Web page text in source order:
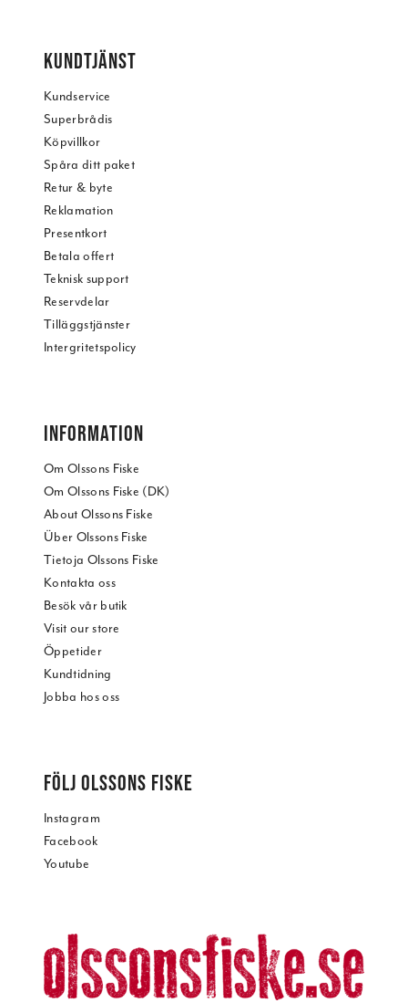
KUNDTJÄNST
Kundservice
Superbrådis
Köpvillkor
Spåra ditt paket
Retur & byte
Reklamation
Presentkort
Betala offert
Teknisk support
Reservdelar
Tilläggstjänster
Intergritetspolicy
INFORMATION
Om Olssons Fiske
Om Olssons Fiske (DK)
About Olssons Fiske
Über Olssons Fiske
Tietoja Olssons Fiske
Kontakta oss
Besök vår butik
Visit our store
Öppetider
Kundtidning
Jobba hos oss
FÖLJ OLSSONS FISKE
Instagram
Facebook
Youtube